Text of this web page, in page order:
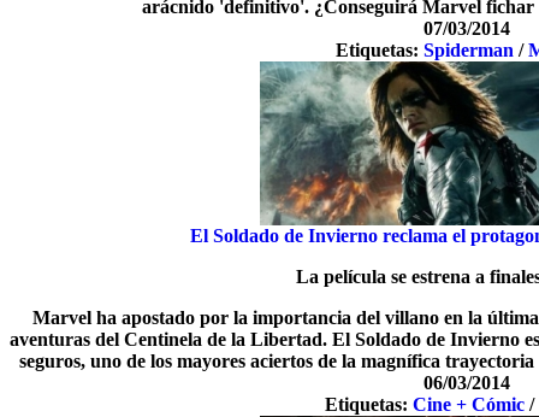
arácnido 'definitivo'. ¿Conseguirá Marvel fichar
07/03/2014
Etiquetas:Spiderman /
El Soldado de Invierno reclama el
La película se estrena a
Marvel ha apostado por la importancia del villano en la
aventuras del Centinela de la Libertad. El Soldado de Invierno
seguros, uno de los mayores aciertos de la magnífica
06/03/2014
Etiquetas:Cine + Cómic /